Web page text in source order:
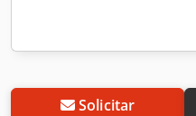
Solicitar